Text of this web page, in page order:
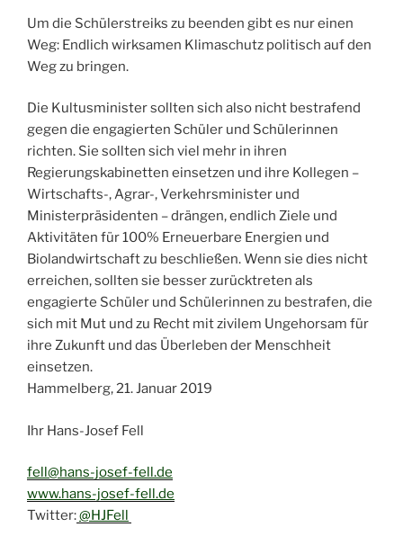
Um die Schülerstreiks zu beenden gibt es nur einen
Weg: Endlich wirksamen Klimaschutz politisch auf den
Weg zu bringen.
Die Kultusminister sollten sich also nicht bestrafend
gegen die engagierten Schüler und Schülerinnen
richten. Sie sollten sich viel mehr in ihren
Regierungskabinetten einsetzen und ihre Kollegen –
Wirtschafts-, Agrar-, Verkehrsminister und
Ministerpräsidenten – drängen, endlich Ziele und
Aktivitäten für 100% Erneuerbare Energien und
Biolandwirtschaft zu beschließen. Wenn sie dies nicht
erreichen, sollten sie besser zurücktreten als
engagierte Schüler und Schülerinnen zu bestrafen, die
sich mit Mut und zu Recht mit zivilem Ungehorsam für
ihre Zukunft und das Überleben der Menschheit
einsetzen.
Hammelberg, 21. Januar 2019
Ihr Hans-Josef Fell
fell@hans-josef-fell.de
www.hans-josef-fell.de
Twitter:@HJFell